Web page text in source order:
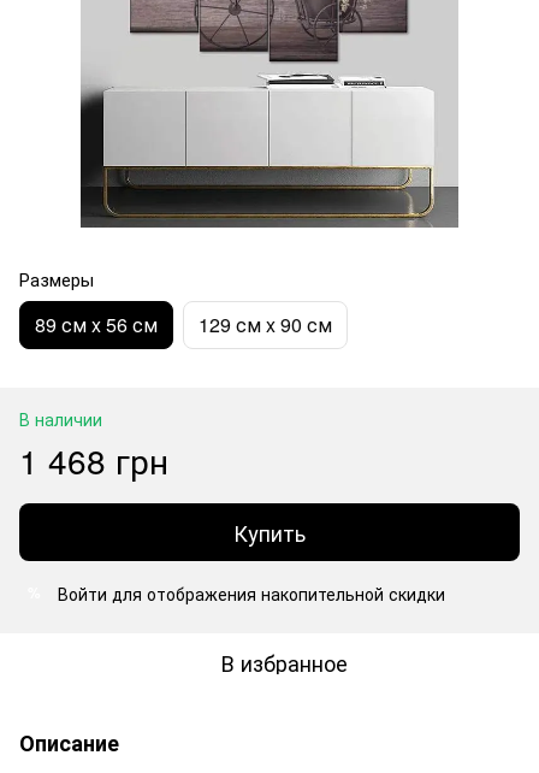
Размеры
89 см x 56 см 129 см x 90 см
В наличии
1 468 грн
Купить
Войти для отображения накопительной скидки
В избранное
Описание